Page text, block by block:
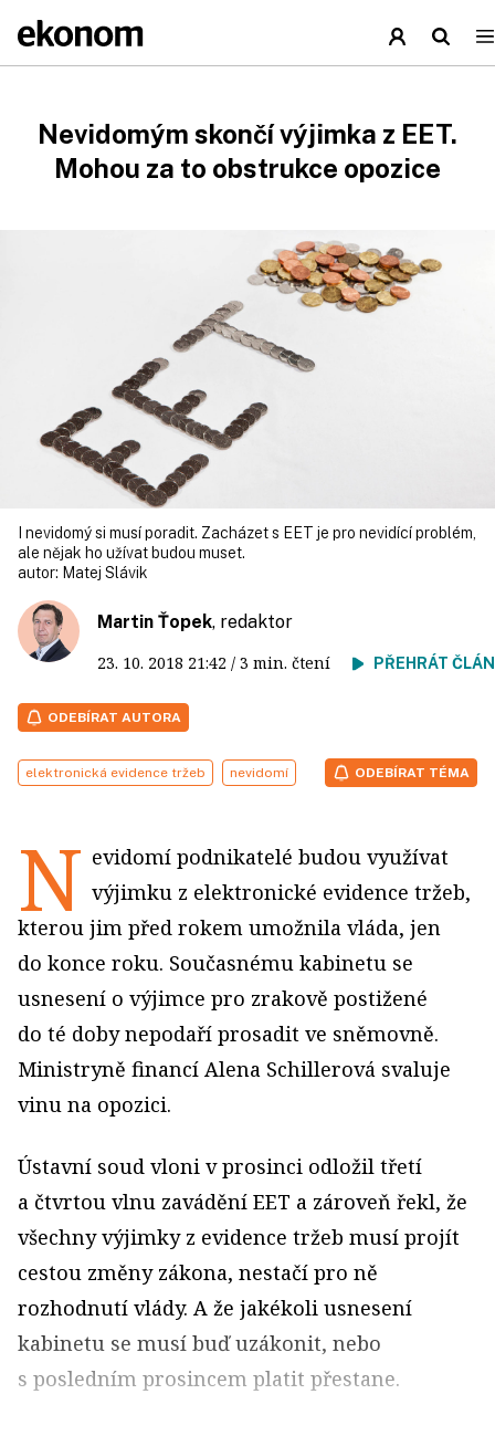
Nevidomým skončí výjimka z EET.
Mohou za to obstrukce opozice
I nevidomý si musí poradit. Zacházet s EET je pro nevidící problém,
ale nějak ho užívat budou muset.
autor: Matej Slávik
Martin Ťopek, redaktor
23. 10. 2018 21:42 / 3 min. čtení PŘEHRÁT
ODEBÍRAT AUTORA
elektronická evidence tržeb nevidomí ODEBÍRAT TÉMA
N evidomí podnikatelé budou využívat
výjimku z elektronické evidence tržeb,
kterou jim před rokem umožnila vláda, jen
do konce roku. Současnému kabinetu se
usnesení o výjimce pro zrakově postižené
do té doby nepodaří prosadit ve sněmovně.
Ministryně financí Alena Schillerová svaluje
vinu na opozici.
Ústavní soud vloni v prosinci odložil třetí
a čtvrtou vlnu zavádění EET a zároveň řekl, že
všechny výjimky z evidence tržeb musí projít
cestou změny zákona, nestačí pro ně
rozhodnutí vlády. A že jakékoli usnesení
kabinetu se musí buď uzákonit, nebo
s posledním prosincem platit přestane.